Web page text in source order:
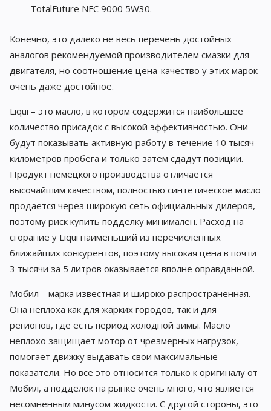
TotalFuture NFC 9000 5W30.
Конечно, это далеко не весь перечень достойных
аналогов рекомендуемой производителем смазки для
двигателя, но соотношение цена-качество у этих марок
очень даже достойное.
Liqui – это масло, в котором содержится наибольшее
количество присадок с высокой эффективностью. Они
будут показывать активную работу в течение 10 тысяч
километров пробега и только затем сдадут позиции.
Продукт немецкого производства отличается
высочайшим качеством, полностью синтетическое масло
продается через широкую сеть официальных дилеров,
поэтому риск купить подделку минимален. Расход на
сгорание у Liqui наименьший из перечисленных
ближайших конкурентов, поэтому высокая цена в почти
3 тысячи за 5 литров оказывается вполне оправданной.
Мобил – марка известная и широко распространенная.
Она неплоха как для жарких городов, так и для
регионов, где есть период холодной зимы. Масло
неплохо защищает мотор от чрезмерных нагрузок,
помогает движку выдавать свои максимальные
показатели. Но все это относится только к оригиналу от
Мобил, а подделок на рынке очень много, что является
несомненным минусом жидкости. С другой стороны, это